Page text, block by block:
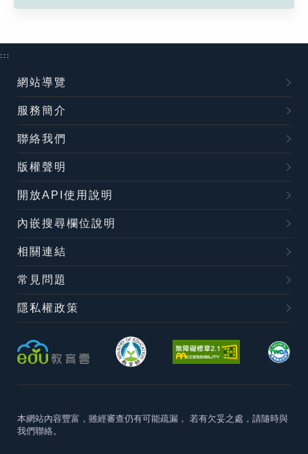
:::
網站導覽
服務簡介
聯絡我們
版權聲明
開放API使用說明
內嵌搜尋欄位說明
相關連結
常見問題
隱私權政策
本網站內容豐富，雖經審查仍有可能疏漏， 若有欠妥之處，請隨時與
我們聯絡。